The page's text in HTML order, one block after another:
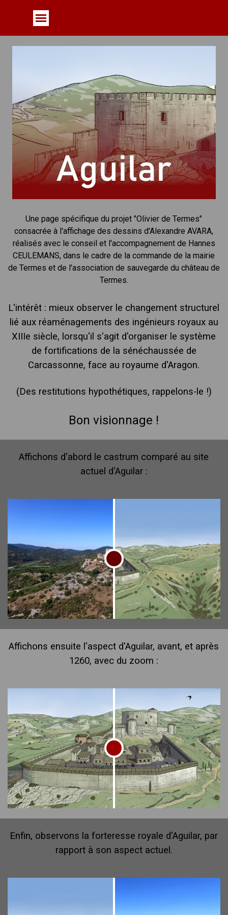
Sauter le menu
Une page spécifique du projet "Olivier de Termes"
consacrée à l'affichage des dessins d'Alexandre AVARA,
réalisés avec le conseil et l'accompagnement de Hannes
CEULEMANS, dans le cadre de la commande de la mairie
de Termes et de l'association de sauvegarde du château de
Termes.
L'intérêt : mieux observer le changement structurel
lié aux réaménagements des ingénieurs royaux au
XIIIe siècle, lorsqu'il s'agit d'organiser le système
de fortifications de la sénéchaussée de
Carcassonne, face au royaume d'Aragon.
(Des restitutions hypothétiques, rappelons-le !)
Bon visionnage !
Affichons d'abord le castrum comparé au site
actuel d'Aguilar :
Affichons ensuite l'aspect d'Aguilar, avant, et après
1260, avec du zoom :
Enfin, observons la forteresse royale d'Aguilar, par
rapport à son aspect actuel.